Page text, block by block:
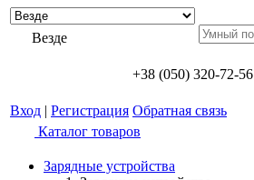
Везде
+38 (050) 320-72-56
Вход | Регистрация Обратная связь
Каталог товаров
Зарядные устройства